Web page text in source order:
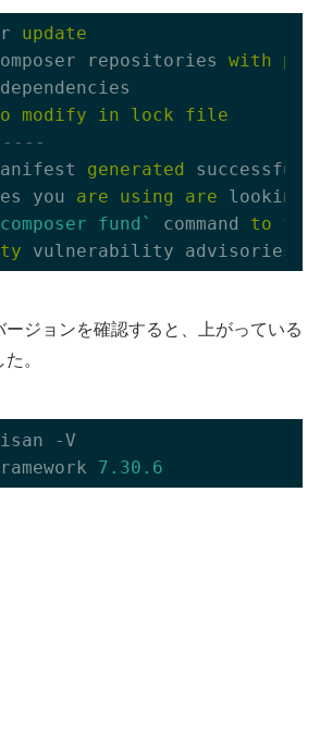
update
repositories with
modify in lock
file
----
generated
you are using are looking
fund` command to
vulnerability advisories
ジョンを確認すると、上がっている
。
-V
7.30 .6